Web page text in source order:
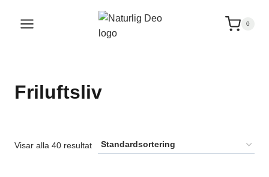
0
Friluftsliv
Visar alla 40 resultat